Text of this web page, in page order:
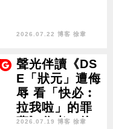
2026.07.22 博客 徐韋
聲光伴讀《DS
E「狀元」遭侮
辱 看「快必︰
拉我啦」的罪
孽》作者︰徐
2026.07.19 博客 徐韋